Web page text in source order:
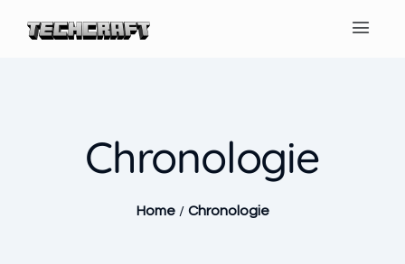
Chronologie
Home / Chronologie